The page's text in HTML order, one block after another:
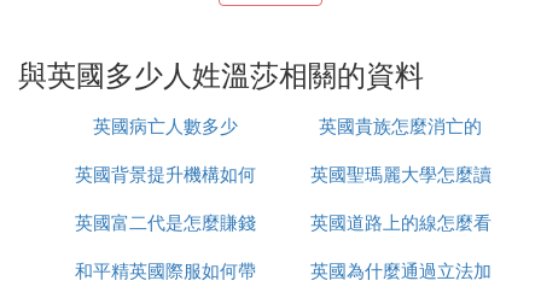
其第四任國王，其母伊麗莎白王太後為蘇格蘭人，擁
有法國貴族血統，兒媳黛安娜、卡米拉與孫媳凱特也
都有安茹家族或斯圖亞特家族的英國王室血統。
英國多少
人姓溫莎擴展閱讀
與英國多少人姓溫莎相關的資料
英國病亡人數多少
英國貴族怎麼消亡的
英國背景提升機構如何
辦理
英國聖瑪麗大學怎麼讀
英國富二代是怎麼賺錢
的
英國道路上的線怎麼看
和平精英國際服如何帶
英國為什麼通過立法加